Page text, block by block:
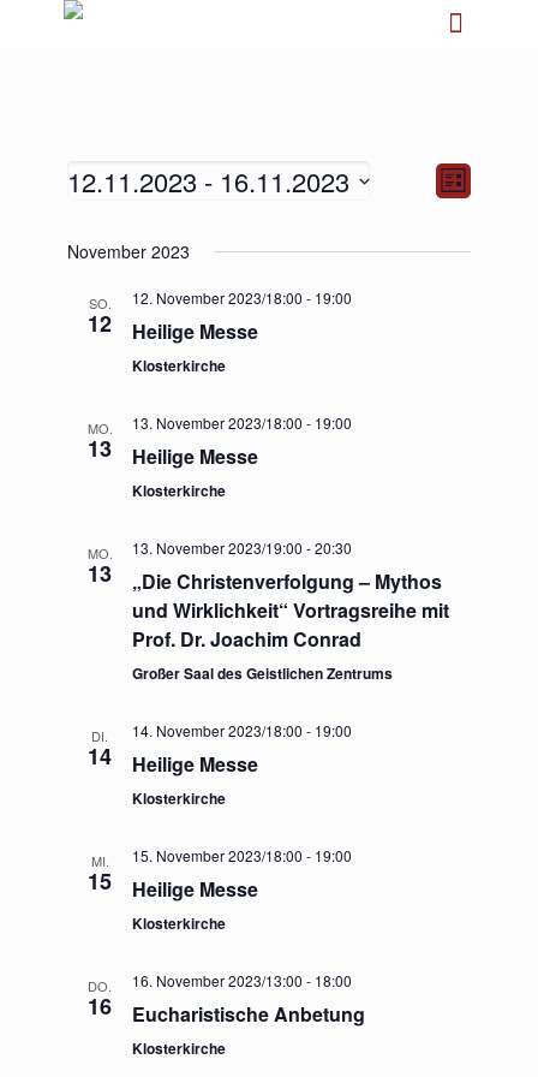
Ansichten-
Navigation
Ansichten-
Liste
12.11.2023 - 16.11.2023
wählen.
November 2023
SO.
12
12. November 2023/18:00 - 19:00
Heilige Messe
Klosterkirche
MO.
13
13. November 2023/18:00 - 19:00
Heilige Messe
Klosterkirche
MO.
13
13. November 2023/19:00 -20:30
„Die Christenverfolgung – Mythos
und Wirklichkeit“ Vortragsreihe mit
Prof. Dr. Joachim Conrad
Großer Saal des Geistlichen Zentrums
DI.
14
14. November 2023/18:00 - 19:00
Heilige Messe
Klosterkirche
MI.
15
15. November 2023/18:00 - 19:00
Heilige Messe
Klosterkirche
DO.
16
16. November 2023/13:00 - 18:00
Eucharistische Anbetung
Klosterkirche